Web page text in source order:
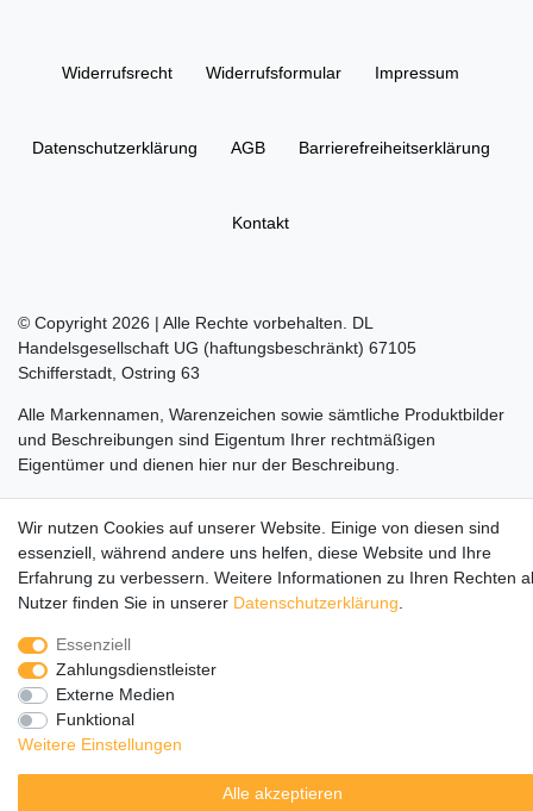
Widerrufs­recht Widerrufs­formular Impressum
Daten­schutz­erklärung AGB Barrierefreiheitserklärung
Kontakt
© Copyright 2026 | Alle Rechte vorbehalten. DL
Handelsgesellschaft UG (haftungsbeschränkt) 67105
Schifferstadt, Ostring 63
Alle Markennamen, Warenzeichen sowie sämtliche Produktbilder
und Beschreibungen sind Eigentum Ihrer rechtmäßigen
Eigentümer und dienen hier nur der Beschreibung.
Herstellers.
LEGO, das LEGO Logo, die Minifigur, DUPLO, LEGENDS OF
CHIMA, NINJAGO, BIONICLE, MINDSTORMS und MIXELS sind
©2022 The LEGO Group
Wir nutzen Cookies auf unserer Website. Einige von diesen sind
essenziell, während andere uns helfen, diese Website und Ihre
Erfahrung zu verbessern. Weitere Informationen zu Ihren Rechten
Nutzer finden Sie in unserer Daten­schutz­erklärung
Essenziell
Zahlungsdienstleister
Externe Medien
Funktional
Weitere Einstellungen
Alle akzeptieren